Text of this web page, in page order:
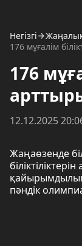
Негізгі
176 мұғалім
176
12.12.2025
Жаңаөзенде
пәндік